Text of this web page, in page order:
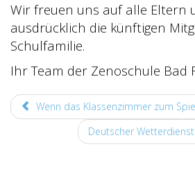
Wir freuen uns auf alle Eltern
ausdrücklich die künftigen
Schulfamilie.
Ihr Team der Zenoschule Bad
Wenn das Klassenzimmer zum
Deutscher